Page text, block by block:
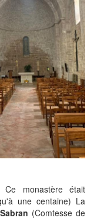
monastère était
une centaine) La
(Comtesse de